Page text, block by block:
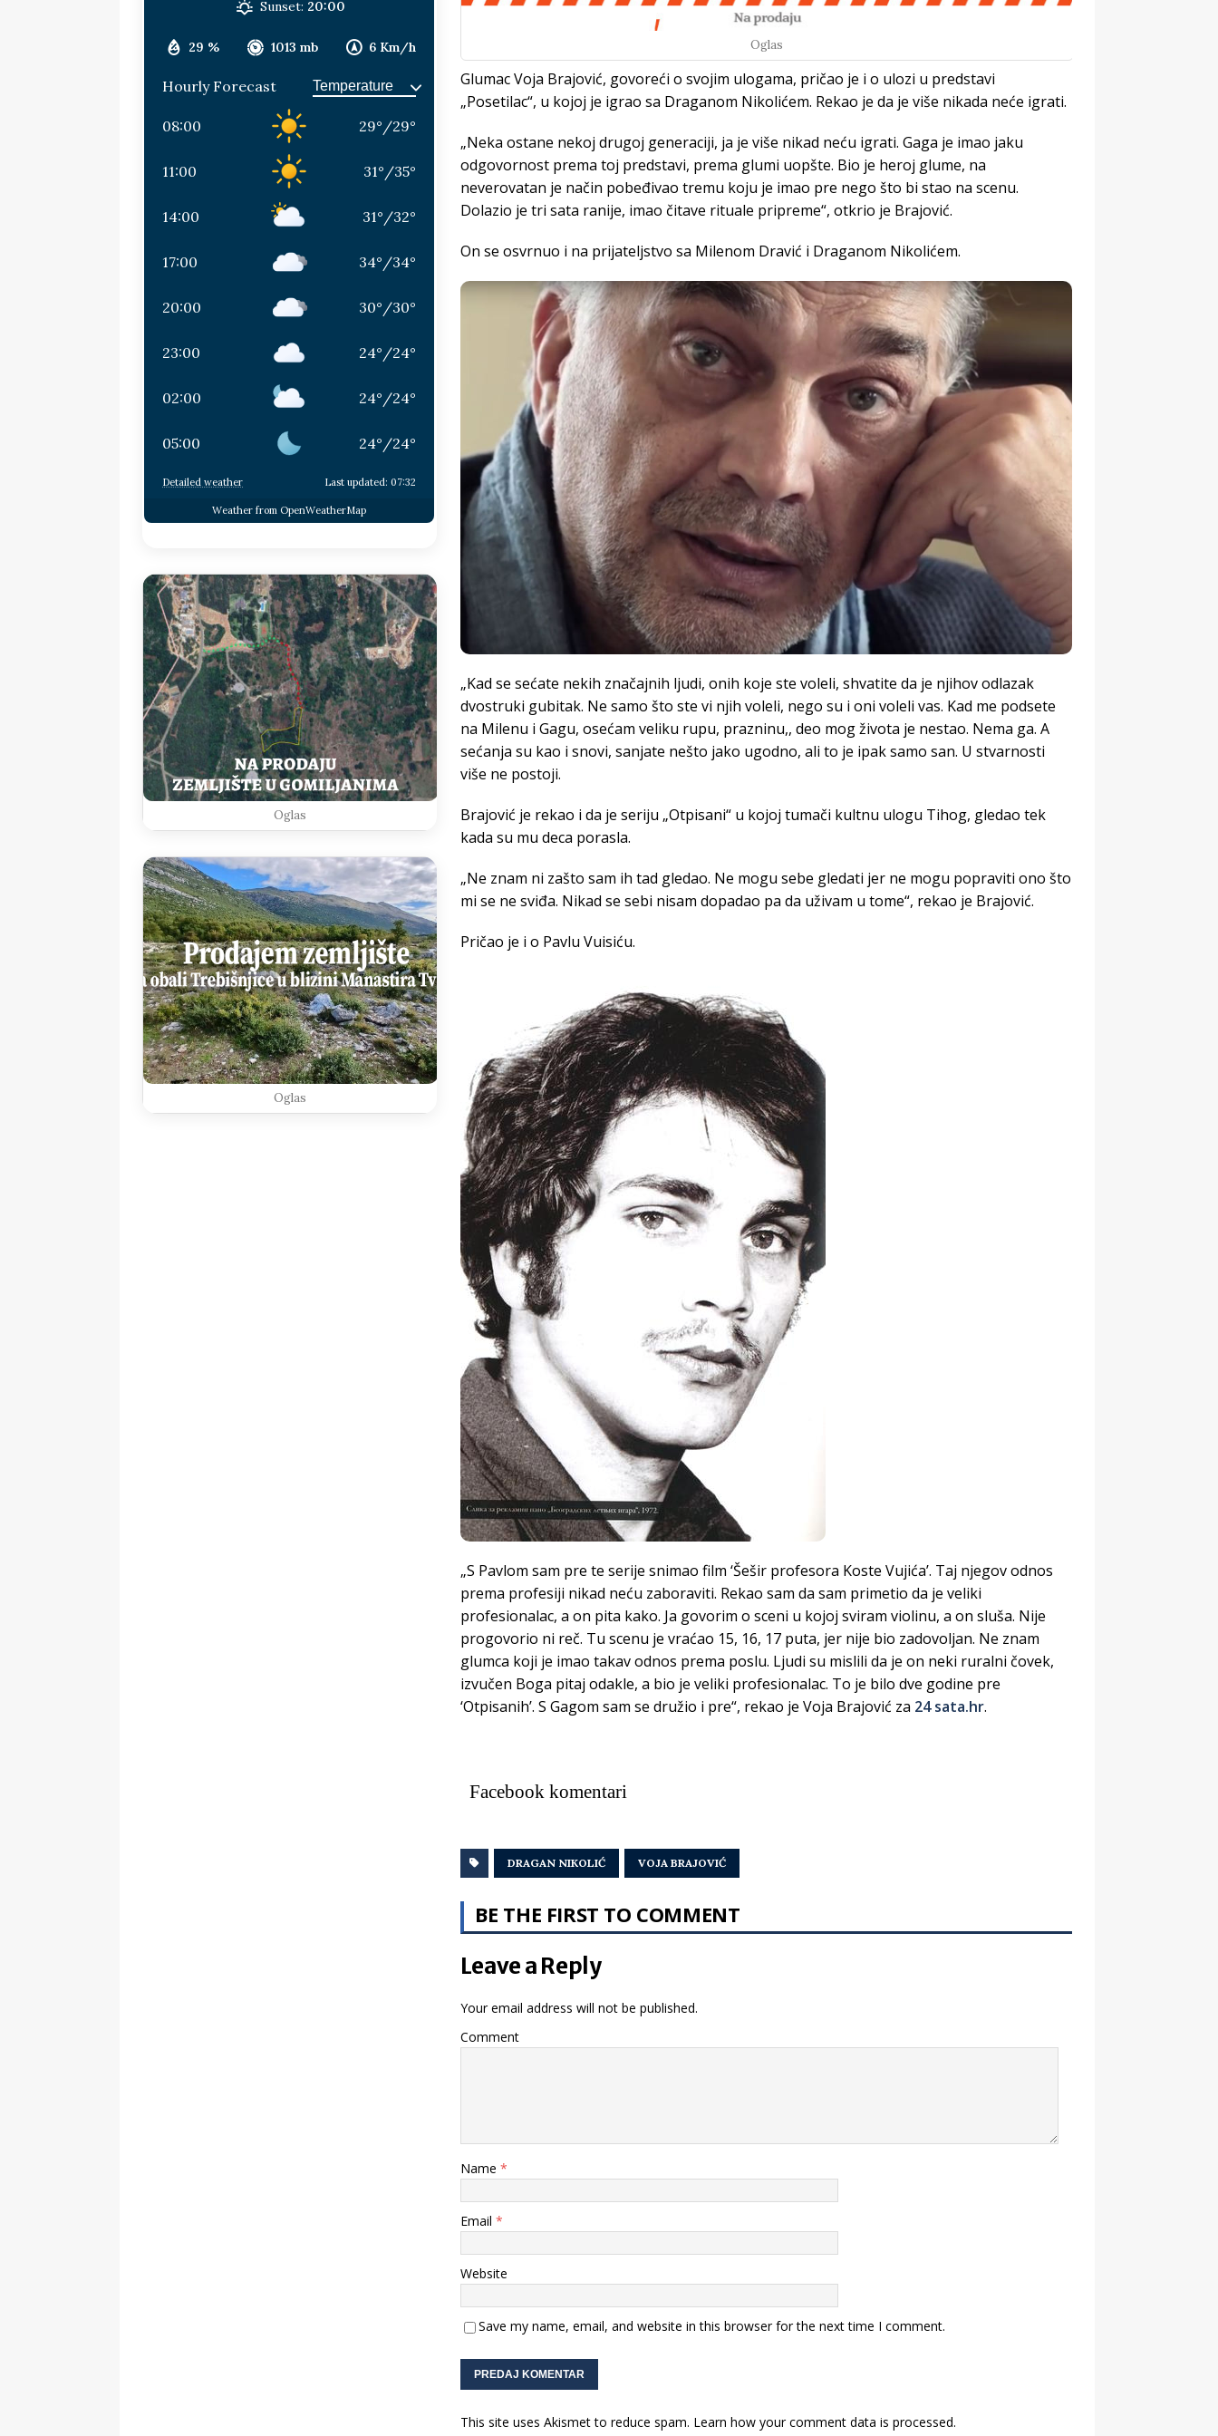
Oglas
Glumac Voja Brajović, govoreći o svojim ulogama, pričao je i o ulozi u predstavi
„Posetilac“, u kojoj je igrao sa Draganom Nikolićem. Rekao je da je više nikada neće igrati.
„Neka ostane nekoj drugoj generaciji, ja je više nikad neću igrati. Gaga je imao jaku
odgovornost prema toj predstavi, prema glumi uopšte. Bio je heroj glume, na
neverovatan je način pobeđivao tremu koju je imao pre nego što bi stao na scenu.
Dolazio je tri sata ranije, imao čitave rituale pripreme“, otkrio je Brajović.
On se osvrnuo i na prijateljstvo sa Milenom Dravić i Draganom Nikolićem.
„Kad se sećate nekih značajnih ljudi, onih koje ste voleli, shvatite da je njihov odlazak
dvostruki gubitak. Ne samo što ste vi njih voleli, nego su i oni voleli vas. Kad me podsete
na Milenu i Gagu, osećam veliku rupu, prazninu,, deo mog života je nestao. Nema ga. A
sećanja su kao i snovi, sanjate nešto jako ugodno, ali to je ipak samo san. U stvarnosti
više ne postoji.
Brajović je rekao i da je seriju „Otpisani“ u kojoj tumači kultnu ulogu Tihog, gledao tek
kada su mu deca porasla.
„Ne znam ni zašto sam ih tad gledao. Ne mogu sebe gledati jer ne mogu popraviti ono što
mi se ne sviđa. Nikad se sebi nisam dopadao pa da uživam u tome“, rekao je Brajović.
Pričao je i o Pavlu Vuisiću.
„S Pavlom sam pre te serije snimao film ‘Šešir profesora Koste Vujića’. Taj njegov odnos
prema profesiji nikad neću zaboraviti. Rekao sam da sam primetio da je veliki
profesionalac, a on pita kako. Ja govorim o sceni u kojoj sviram violinu, a on sluša. Nije
progovorio ni reč. Tu scenu je vraćao 15, 16, 17 puta, jer nije bio zadovoljan. Ne znam
glumca koji je imao takav odnos prema poslu. Ljudi su mislili da je on neki ruralni čovek,
izvučen Boga pitaj odakle, a bio je veliki profesionalac. To je bilo dve godine pre
‘Otpisanih’. S Gagom sam se družio i pre“, rekao je Voja Brajović za 24 sata.hr.
Facebook komentari
DRAGAN NIKOLIĆ VOJA BRAJOVIĆ
BE THE FIRST TO COMMENT
Leave a Reply
Your email address will not be published.
Comment
Name *
Email *
Website
Save my name, email, and website in this browser for the next time I comment.
This site uses Akismet to reduce spam. Learn how your comment data is processed.
29 % 1013 mb 6 Km/h
Sunset: 20:00
Hourly Forecast
08:00 29° /29°
11:00 31° /35°
14:00 31° /32°
17:00 34° /34°
20:00 30° /30°
23:00 24° /24°
02:00 24° /24°
05:00 24° /24°
Detailed weather Last updated: 07:32
Weather from OpenWeatherMap
Oglas
Oglas